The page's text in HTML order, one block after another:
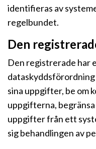
identifieras av
regelbundet.
Den
Den registrerade har
sina uppgifter, be om
uppgifterna,
uppgifter från ett
sig behandlingen av